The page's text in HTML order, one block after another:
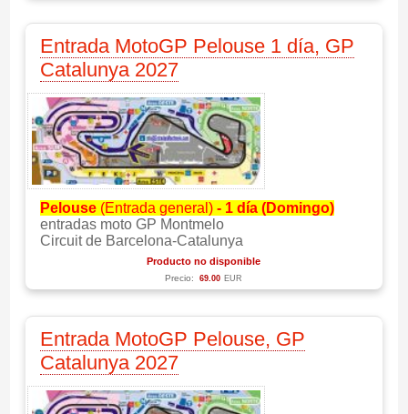
Entrada MotoGP Pelouse 1 día, GP
Catalunya 2027
Pelouse (Entrada general)- 1 día (Domingo)
entradas moto GP Montmelo
Circuit de Barcelona-Catalunya
Producto no disponible
Precio: 69.00 EUR
Entrada MotoGP Pelouse, GP
Catalunya 2027